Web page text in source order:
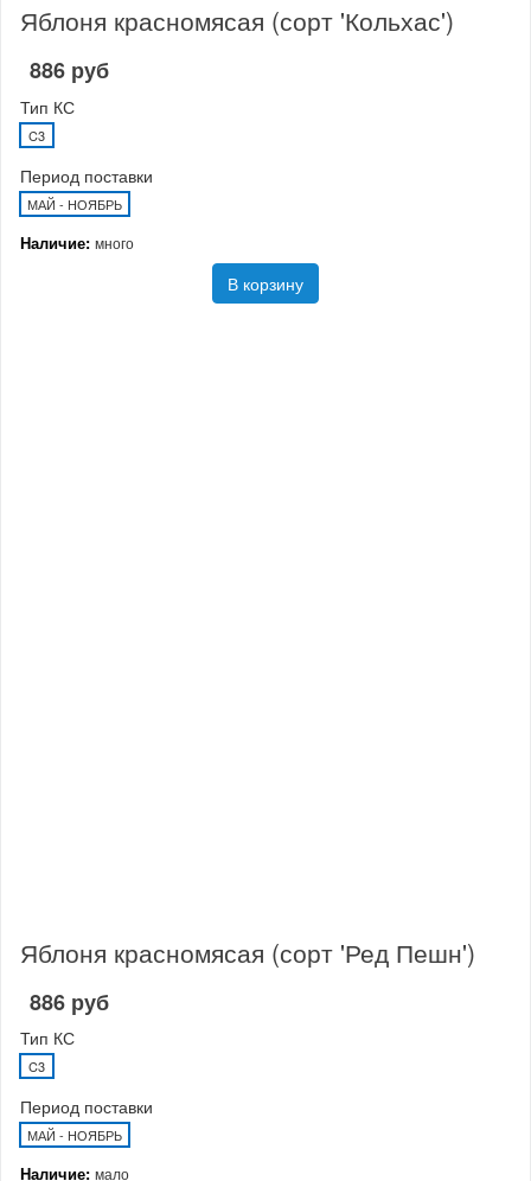
Яблоня красномясая (сорт 'Кольхас')
886 руб
Тип КС
C3
Период поставки
МАЙ - НОЯБРЬ
Наличие: много
В корзину
Яблоня красномясая (сорт 'Ред Пешн')
886 руб
Тип КС
C3
Период поставки
МАЙ - НОЯБРЬ
Наличие: мало